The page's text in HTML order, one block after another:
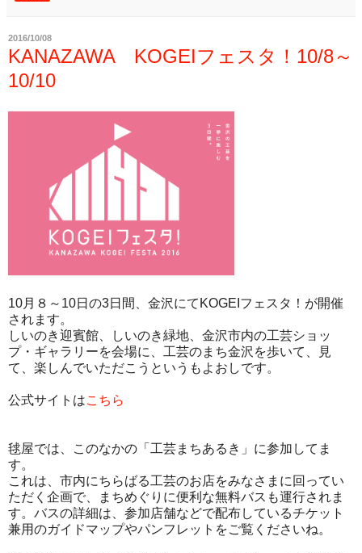
2016/10/08
KANAZAWA KOGEIフェスタ！10/8～
10/10
10月８～10日の3日間、金沢にてKOGEIフェスタ！が開催
されます。
しいのき迎賓館、しいのき緑地、金沢市内の工芸ショッ
プ・ギャラリーを会場に、工芸のまち金沢を歩いて、見
て、楽しんでいただこうというもよおしです。
公式サイトはこちら
毬屋では、このなかの「工芸まちあるき」に参加してま
す。
これは、市内にちらばる工芸のお店をみなさまに回ってい
ただく企画で、まちめぐりに便利な無料バスも運行されま
す。バスの詳細は、参加店舗などで配布しているチケット
兼用のガイドマップやパンフレットをご覧くださいね。